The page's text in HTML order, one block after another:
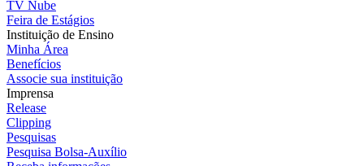
TV Nube
Feira de Estágios
Instituição de Ensino
Minha Área
Benefícios
Associe sua instituição
Imprensa
Release
Clipping
Pesquisas
Pesquisa Bolsa-Auxílio